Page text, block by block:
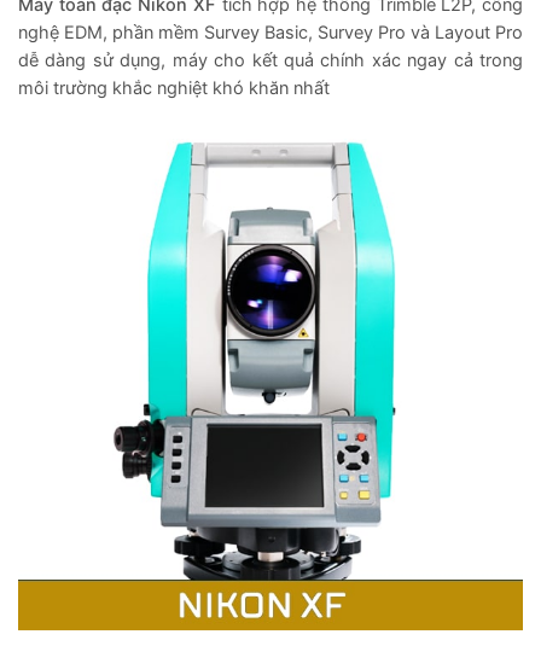
Máy toàn đạc Nikon XF tích hợp hệ thống Trimble L2P, công
nghệ EDM, phần mềm Survey Basic, Survey Pro và Layout Pro
dễ dàng sử dụng, máy cho kết quả chính xác ngay cả trong
môi trường khắc nghiệt khó khăn nhất